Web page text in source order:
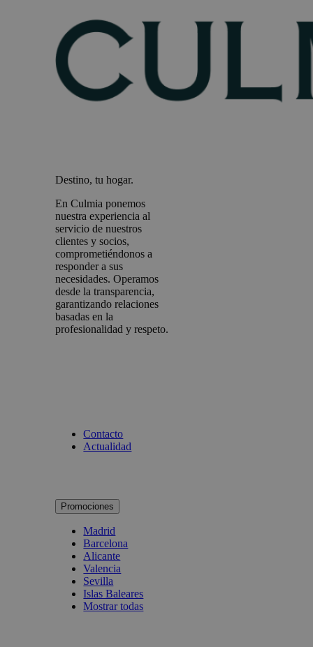
Destino, tu hogar.
En Culmia ponemos
nuestra experiencia al
servicio de nuestros
clientes y socios,
comprometiéndonos a
responder a sus
necesidades. Operamos
desde la transparencia,
garantizando relaciones
basadas en la
profesionalidad y respeto.
Contacto
Actualidad
Promociones
Madrid
Barcelona
Alicante
Valencia
Sevilla
Islas Baleares
Mostrar todas